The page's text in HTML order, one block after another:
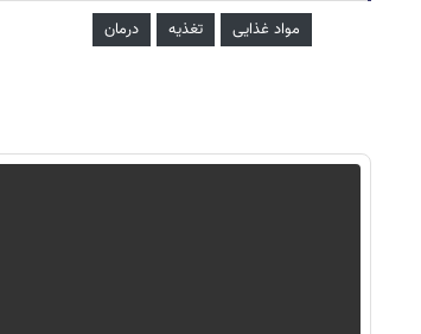
مواد غذایی تغذیه درمان